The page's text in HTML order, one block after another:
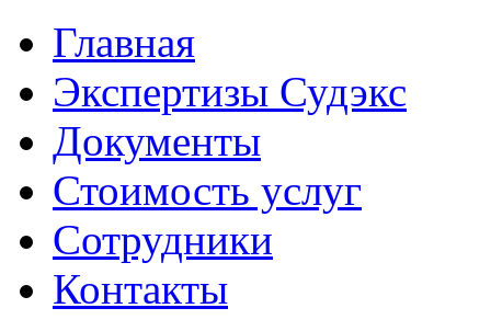
Главная
Экспертизы Судэкс
Документы
Стоимость услуг
Сотрудники
Контакты